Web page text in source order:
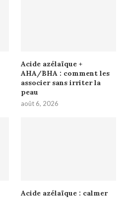
Acide azélaïque +
AHA/BHA : comment les
associer sans irriter la
peau
août 6, 2026
Acide azélaïque : calmer